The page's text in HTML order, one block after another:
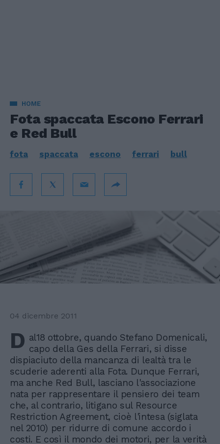
HOME
Fota spaccata Escono Ferrari
e Red Bull
fota spaccata escono ferrari bull
04 dicembre 2011
D al18 ottobre, quando Stefano Domenicali,
capo della Ges della Ferrari, si disse
dispiaciuto della mancanza di lealtà tra le
scuderie aderenti alla Fota. Dunque Ferrari,
ma anche Red Bull, lasciano l'associazione
nata per rappresentare il pensiero dei team
che, al contrario, litigano sul Resource
Restriction Agreement, cioè l'intesa (siglata
nel 2010) per ridurre di comune accordo i
costi. E così il mondo dei motori, per la verità